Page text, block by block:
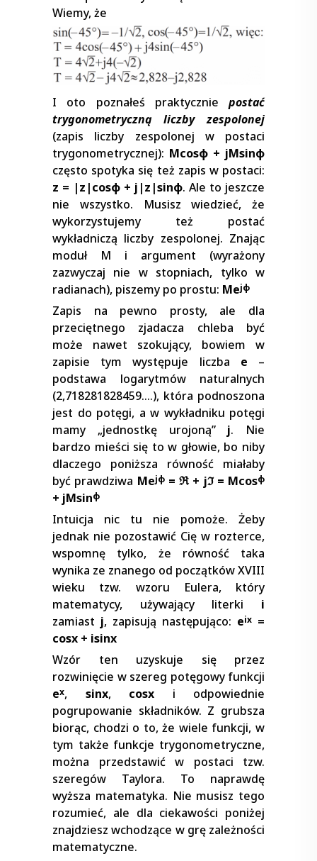
Wiemy, że
I oto poznałeś praktycznie postać
trygonometryczną liczby zespolonej
(zapis liczby zespolonej w postaci
trygonometrycznej): Mcosφ + jMsinφ
często spotyka się też zapis w postaci:
z = |z|cosφ + j|z|sinφ. Ale to jeszcze
nie wszystko. Musisz wiedzieć, że
wykorzystujemy też postać
wykładniczą liczby zespolonej. Znając
moduł M i argument (wyrażony
zazwyczaj nie w stopniach, tylko w
radianach), piszemy po prostu: Mejφ
Zapis na pewno prosty, ale dla
przeciętnego zjadacza chleba być
może nawet szokujący, bowiem w
zapisie tym występuje liczba e –
podstawa logarytmów naturalnych
(2,718281828459….), która podnoszona
jest do potęgi, a w wykładniku potęgi
mamy „jednostkę urojoną” j. Nie
bardzo mieści się to w głowie, bo niby
dlaczego poniższa równość miałaby
być prawdziwa Mejφ= ℜ + jℑ = Mcosφ
+ jMsinφ
Intuicja nic tu nie pomoże. Żeby
jednak nie pozostawić Cię w rozterce,
wspomnę tylko, że równość taka
wynika ze znanego od początków XVIII
wieku tzw. wzoru Eulera, który
matematycy, używający literki i
zamiast j, zapisują następująco: eix =
cosx + isinx
Wzór ten uzyskuje się przez
rozwinięcie w szereg potęgowy funkcji
ex, sinx, cosx i odpowiednie
pogrupowanie składników. Z grubsza
biorąc, chodzi o to, że wiele funkcji, w
tym także funkcje trygonometryczne,
można przedstawić w postaci tzw.
szeregów Taylora. To naprawdę
wyższa matematyka. Nie musisz tego
rozumieć, ale dla ciekawości poniżej
znajdziesz wchodzące w grę zależności
matematyczne.